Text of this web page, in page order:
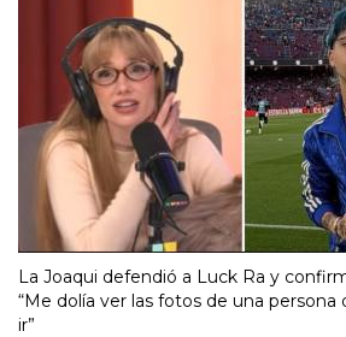
La Joaqui defendió a Luck Ra y
“Me dolía ver las fotos de una
ir”